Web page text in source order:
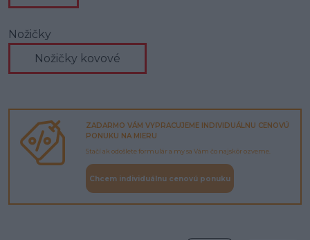
Nožičky
Nožičky kovové
ZADARMO VÁM VYPRACUJEME INDIVIDUÁLNU CENOVÚ
PONUKU NA MIERU
Stačí ak odošlete formulár a my sa Vám čo najskôr ozveme.
Chcem individuálnu cenovú ponuku